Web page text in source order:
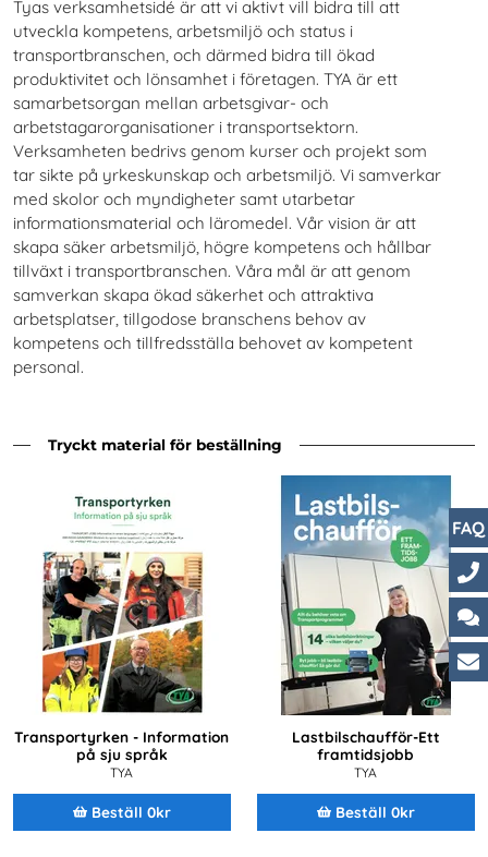
Tyas verksamhetsidé är att vi aktivt vill bidra till att
utveckla kompetens, arbetsmiljö och status i
transportbranschen, och därmed bidra till ökad
produktivitet och lönsamhet i företagen. TYA är ett
samarbetsorgan mellan arbetsgivar- och
arbetstagarorganisationer i transportsektorn.
Verksamheten bedrivs genom kurser och projekt som
tar sikte på yrkeskunskap och arbetsmiljö. Vi samverkar
med skolor och myndigheter samt utarbetar
informationsmaterial och läromedel. Vår vision är att
skapa säker arbetsmiljö, högre kompetens och hållbar
tillväxt i transportbranschen. Våra mål är att genom
samverkan skapa ökad säkerhet och attraktiva
arbetsplatser, tillgodose branschens behov av
kompetens och tillfredsställa behovet av kompetent
personal.
Tryckt material för beställning
Transportyrken - Information
på sju språk
TYA
Beställ 0kr
Lastbilschaufför-Ett
framtidsjobb
TYA
Beställ 0kr
FAQ